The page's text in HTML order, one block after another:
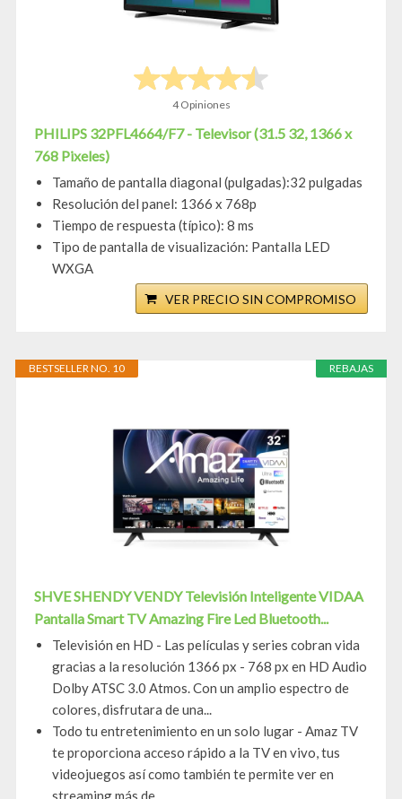
4 Opiniones
PHILIPS 32PFL4664/F7 - Televisor (31.5 32, 1366 x
768 Pixeles)
Tamaño de pantalla diagonal (pulgadas):32 pulgadas
Resolución del panel: 1366 x 768p
Tiempo de respuesta (típico): 8 ms
Tipo de pantalla de visualización: Pantalla LED
WXGA
VER PRECIO SIN COMPROMISO
REBAJAS
BESTSELLER NO. 10
SHVE SHENDY VENDY Televisión Inteligente VIDAA
Pantalla Smart TV Amazing Fire Led Bluetooth...
Televisión en HD - Las películas y series cobran vida
gracias a la resolución 1366 px - 768 px en HD Audio
Dolby ATSC 3.0 Atmos. Con un amplio espectro de
colores, disfrutara de una...
Todo tu entretenimiento en un solo lugar - Amaz TV
te proporciona acceso rápido a la TV en vivo, tus
videojuegos así como también te permite ver en